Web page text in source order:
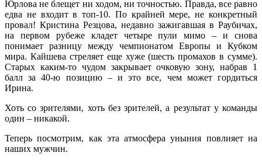
Юрлова не блещет ни ходом, ни точностью. Правда, все равно
едва не входит в топ-10. По крайней мере, не конкретный
провал! Кристина Резцова, недавно зажигавшая в Раубичах,
на первом рубеже кладет четыре пули мимо – и снова
понимает разницу между чемпионатом Европы и Кубком
мира. Кайшева стреляет еще хуже (шесть промахов в сумме).
Старых каким-то чудом закрывает очковую зону, набрав 1
балл за 40-ю позицию – и это все, чем может гордиться
Ирина.
Хоть со зрителями, хоть без зрителей, а результат у команды
один – никакой.
Теперь посмотрим, как эта атмосфера уныния повлияет на
наших мужчин.